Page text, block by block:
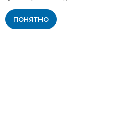
ПОНЯТНО